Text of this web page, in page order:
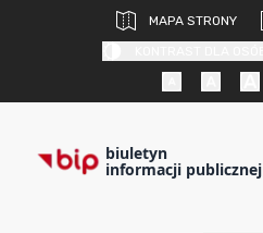
MAPA STRONY
biuletyn
informacji publicznej